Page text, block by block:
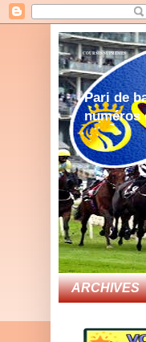
COURSES SUPREMES
Pari de
numéros
ARCHIVES